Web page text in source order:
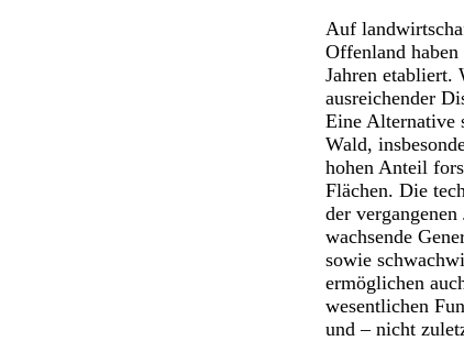
Auf
Offenland
Jahren etabliert.
ausreichender
Eine Alternative
Wald,
hohen Anteil
Flächen. Die
der
wachsende
sowie
ermöglichen
wesentlichen
und – nicht